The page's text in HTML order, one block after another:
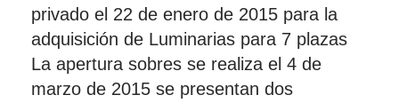
privado el 22 de enero de 2015 para la
adquisición de Luminarias para 7 plazas
La apertura sobres se realiza el 4 de
marzo de 2015 se presentan dos